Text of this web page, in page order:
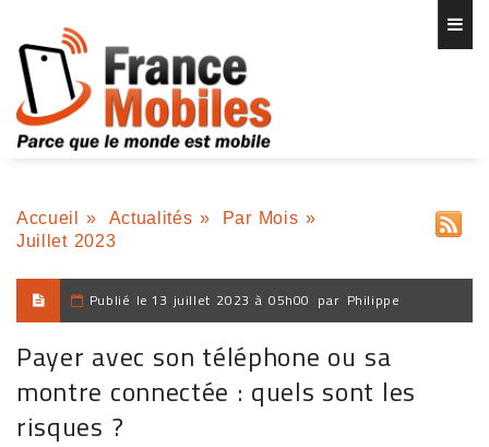
Accueil » Actualités » Par Mois »
Juillet 2023
Publié le 13 juillet 2023 à 05h00 par Philippe
Payer avec son téléphone ou sa
montre connectée : quels sont les
risques ?